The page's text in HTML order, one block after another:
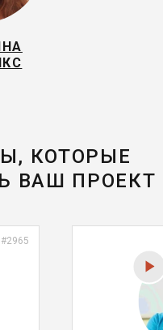
КОТОРЫЕ
ВАШ ПРОЕКТ
#2965